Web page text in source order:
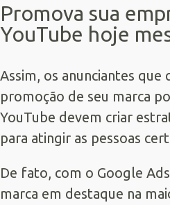
Promova sua
YouTube hoje
Assim, os anunciantes
promoção de seu marca
YouTube devem criar
para atingir as pessoas
De fato, com o Google
marca em destaque na